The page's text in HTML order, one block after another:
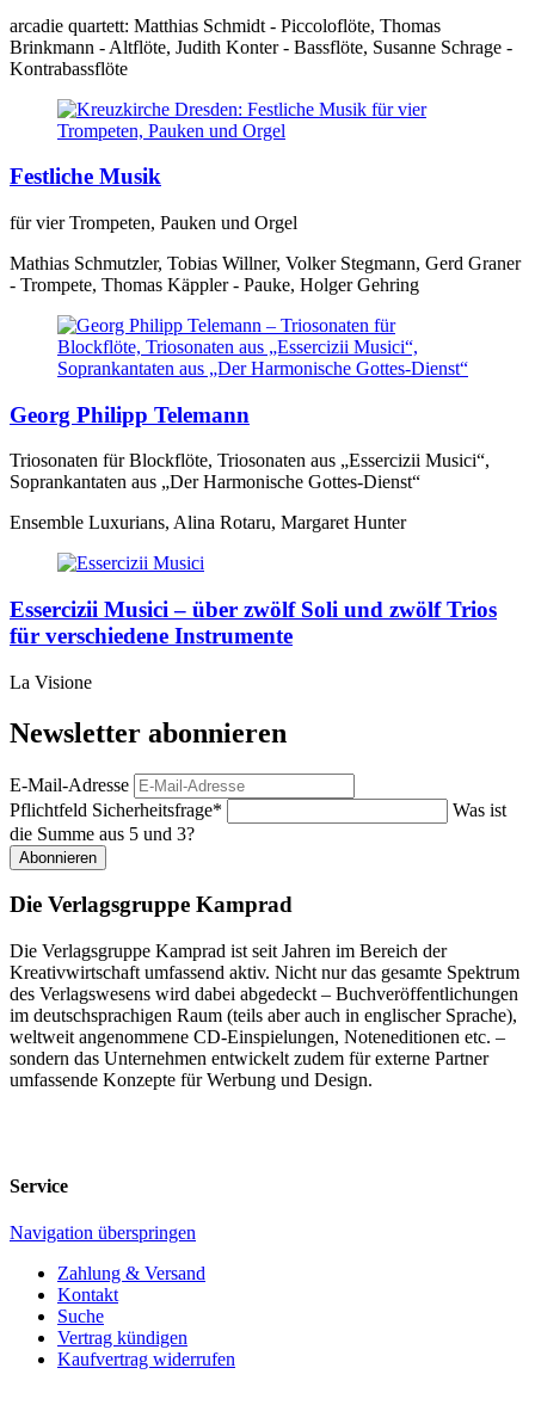
arcadie quartett: Matthias Schmidt - Piccoloflöte, Thomas
Brinkmann - Altflöte, Judith Konter - Bassflöte, Susanne Schrage -
Kontrabassflöte
Festliche Musik
für vier Trompeten, Pauken und Orgel
Mathias Schmutzler, Tobias Willner, Volker Stegmann, Gerd Graner
- Trompete, Thomas Käppler - Pauke, Holger Gehring
Georg Philipp Telemann
Triosonaten für Blockflöte, Triosonaten aus „Essercizii Musici“,
Soprankantaten aus „Der Harmonische Gottes-Dienst“
Ensemble Luxurians, Alina Rotaru, Margaret Hunter
Essercizii Musici – über zwölf Soli und zwölf Trios
für verschiedene Instrumente
La Visione
Newsletter abonnieren
E-Mail-Adresse
Pflichtfeld Sicherheitsfrage*
Was ist
die Summe aus 5 und 3?
Abonnieren
Die Verlagsgruppe Kamprad
Die Verlagsgruppe Kamprad ist seit Jahren im Bereich der
Kreativwirtschaft umfassend aktiv. Nicht nur das gesamte Spektrum
des Verlagswesens wird dabei abgedeckt – Buchveröffentlichungen
im deutschsprachigen Raum (teils aber auch in englischer Sprache),
weltweit angenommene CD-Einspielungen, Noteneditionen etc. –
sondern das Unternehmen entwickelt zudem für externe Partner
umfassende Konzepte für Werbung und Design.
Service
Navigation überspringen
Zahlung & Versand
Kontakt
Suche
Vertrag kündigen
Kaufvertrag widerrufen